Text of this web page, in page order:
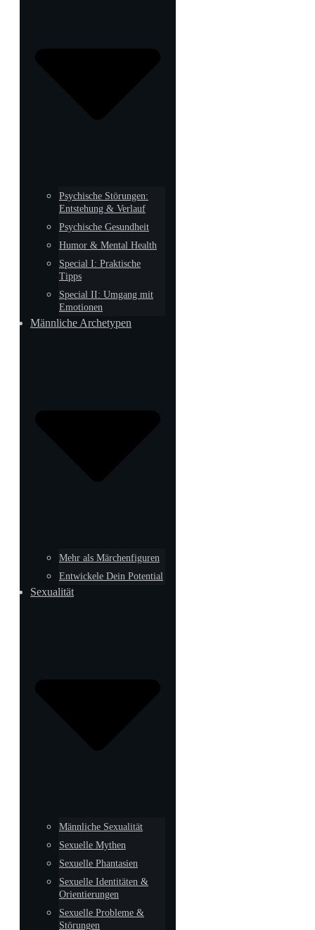
Psychische Störungen:
Entstehung & Verlauf
Psychische Gesundheit
Humor & Mental Health
Special I: Praktische
Tipps
Special II: Umgang mit
Emotionen
Männliche Archetypen
Mehr als Märchenfiguren
Entwickele Dein Potential
Sexualität
Männliche Sexualität
Sexuelle Mythen
Sexuelle Phantasien
Sexuelle Identitäten &
Orientierungen
Sexuelle Probleme &
Störungen